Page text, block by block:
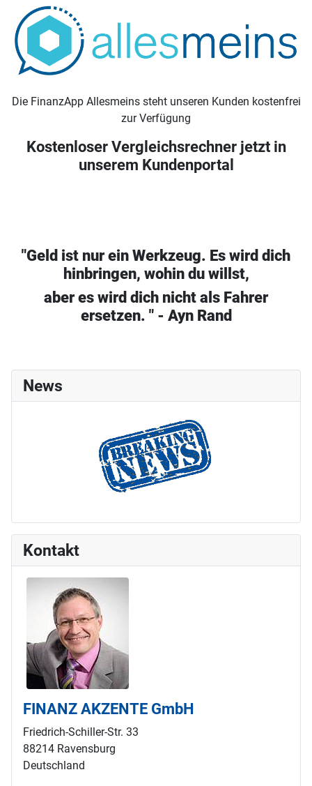
Die FinanzApp Allesmeins steht unseren Kunden kostenfrei
zur Verfügung
Kostenloser Vergleichsrechner jetzt in
unserem Kundenportal
"Geld ist nur ein Werkzeug. Es wird dich
hinbringen, wohin du willst,
aber es wird dich nicht als Fahrer
ersetzen. " - Ayn Rand
News
Kontakt
FINANZ AKZENTE GmbH
Friedrich-Schiller-Str. 33
88214 Ravensburg
Deutschland